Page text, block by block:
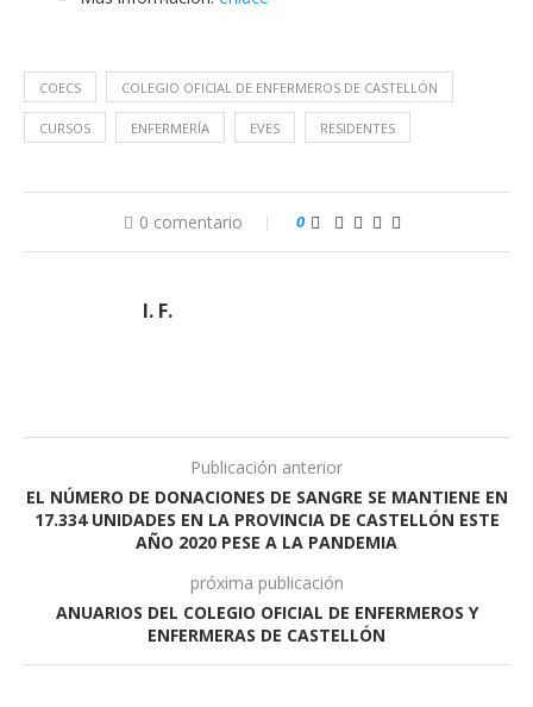
COECS COLEGIO OFICIAL DE ENFERMEROS DE CASTELLÓN
CURSOS ENFERMERÍA EVES RESIDENTES
0 comentario 0
I. F.
Publicación anterior
EL NÚMERO DE DONACIONES DE SANGRE SE MANTIENE EN
17.334 UNIDADES EN LA PROVINCIA DE CASTELLÓN ESTE
AÑO 2020 PESE A LA PANDEMIA
próxima publicación
ANUARIOS DEL COLEGIO OFICIAL DE ENFERMEROS Y
ENFERMERAS DE CASTELLÓN